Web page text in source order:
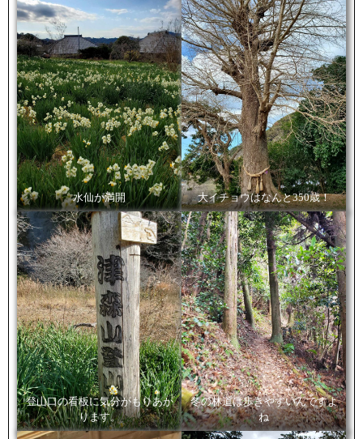
水仙が満開 大イチョウはなんと350歳！
登山口の看板に気分がもりあが
ります。
冬の林道は歩きやすいんですよ
ね